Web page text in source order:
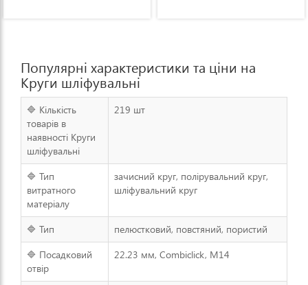
Популярні характеристики та ціни на
Круги шліфувальні
🔷 Кількість
товарів в
наявності Круги
шліфувальні
219 шт
🔷 Тип
витратного
матеріалу
зачисний круг, полірувальний круг,
шліфувальний круг
🔷 Тип
пелюстковий, повстяний, пористий
🔷 Посадковий
отвір
22.23 мм, Combiclick, M14